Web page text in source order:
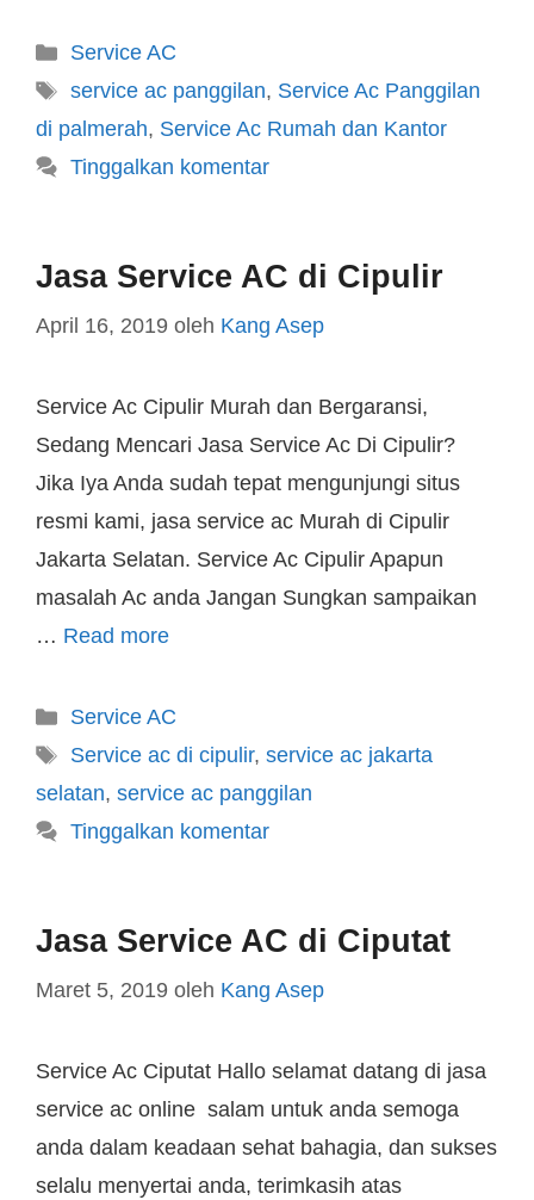
Service AC
service ac panggilan, Service Ac Panggilan
di palmerah, Service Ac Rumah dan Kantor
Tinggalkan komentar
Jasa Service AC di Cipulir
April 16, 2019 oleh Kang Asep
Service Ac Cipulir Murah dan Bergaransi,
Sedang Mencari Jasa Service Ac Di Cipulir?
Jika Iya Anda sudah tepat mengunjungi situs
resmi kami, jasa service ac Murah di Cipulir
Jakarta Selatan. Service Ac Cipulir Apapun
masalah Ac anda Jangan Sungkan sampaikan
… Read more
Service AC
Service ac di cipulir, service ac jakarta
selatan, service ac panggilan
Tinggalkan komentar
Jasa Service AC di Ciputat
Maret 5, 2019 oleh Kang Asep
Service Ac Ciputat Hallo selamat datang di jasa
service ac online salam untuk anda semoga
anda dalam keadaan sehat bahagia, dan sukses
selalu menyertai anda, terimkasih atas